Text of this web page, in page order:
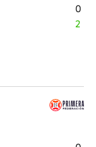
0
2